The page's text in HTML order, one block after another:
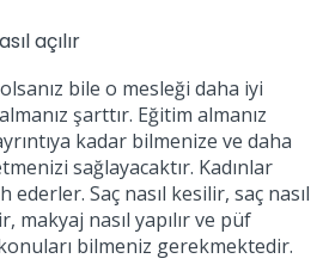
açılır
bile o mesleği daha iyi
şarttır. Eğitim almanız
kadar bilmenize ve daha
sağlayacaktır. Kadınlar
Saç nasıl kesilir, saç nasıl
makyaj nasıl yapılır ve püf
bilmeniz gerekmektedir.